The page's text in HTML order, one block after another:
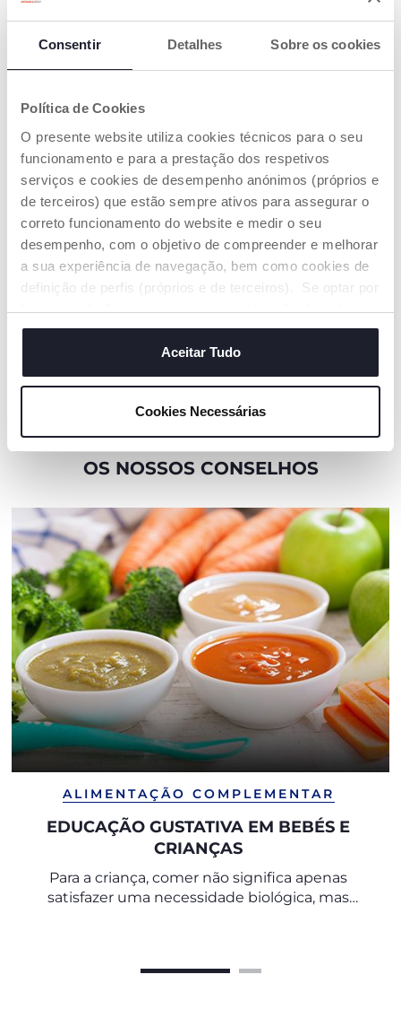
Consentir Detalhes Sobre os cookies
Política de Cookies
O presente website utiliza cookies técnicos para o seu
funcionamento e para a prestação dos respetivos
serviços e cookies de desempenho anónimos (próprios e
de terceiros) que estão sempre ativos para assegurar o
correto funcionamento do website e medir o seu
desempenho, com o objetivo de compreender e melhorar
a sua experiência de navegação, bem como cookies de
definição de perfis (próprios e de terceiros). Se optar por
“aceitar todos” está a consentir na utilização de todos os
cookies. Se quiser saber mais, alterar ou revogar o
consentimento de todos ou de alguns cookies, clique em
"mostrar detalhes". Ao fechar este aviso, está a
são necessários e essenciais para garantir o
funcionamento desta página.
Aceitar Tudo
Cookies Necessárias
FÁCEIS EM
QUALQUER
com 2 alturas
prende à maioria das
cadeiras de jantar.
têxtil macia,
na máquina de lavar
roupa.
transporte integrada.
OS NOSSOS CONSELHOS
ALIMENTAÇÃO COMPLEMENTAR
EDUCAÇÃO GUSTATIVA EM BEBÉS E
CRIANÇAS
Para a criança, comer não significa apenas
satisfazer uma necessidade biológica, mas